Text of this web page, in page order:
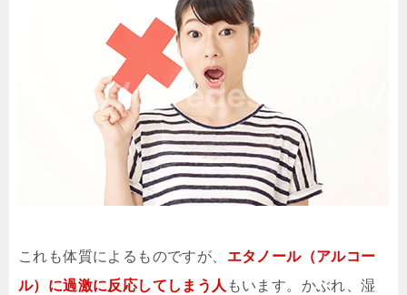
これも体質によるものですが、 エタノール（アルコー
ル）に過激に反応してしまう人 もいます。かぶれ、湿